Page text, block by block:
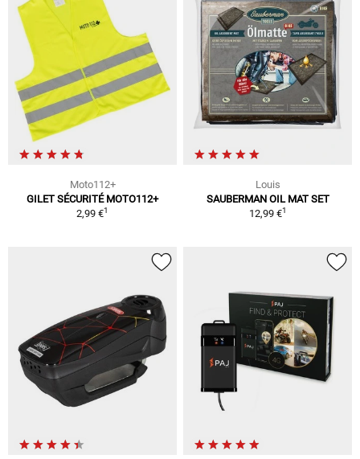
Moto112+
GILET SÉCURITÉ MOTO112+
2,99 €1
Louis
SAUBERMAN OIL MAT SET
12,99 €1